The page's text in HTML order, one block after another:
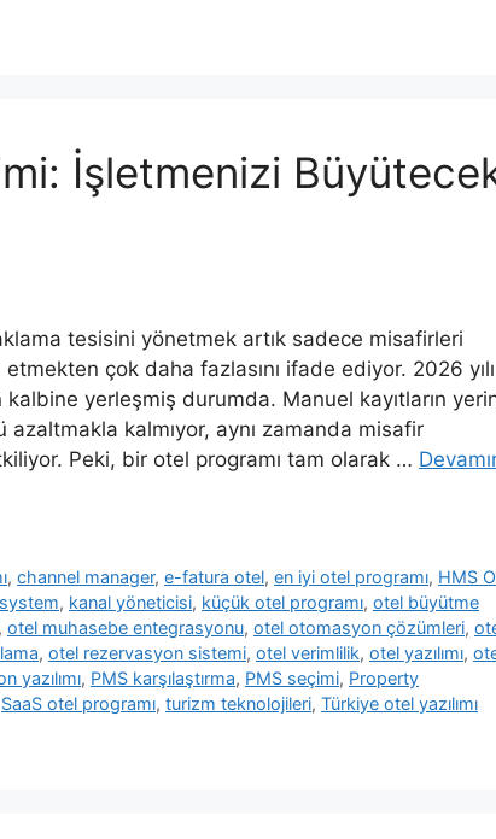
İşletmenizi
tesisini yönetmek artık sadece misafirleri
çok daha fazlasını ifade ediyor. 2026 yılı
yerleşmiş durumda. Manuel kayıtların
kalmıyor, aynı zamanda misafir
Peki, bir otel programı tam olarak …
,channel manager,e-fatura otel,en iyi otel programı, HMS
, kanal yöneticisi, küçük otel programı, otel büyütme
, otel muhasebe entegrasyonu, otel otomasyon çözümleri,
, otel rezervasyon sistemi, otel verimlilik, otel yazılımı,
yazılımı, PMS karşılaştırma, PMS seçimi, Property
SaaS otel programı, turizm teknolojileri, Türkiye otel yazılımı